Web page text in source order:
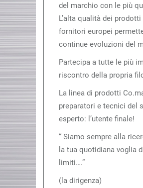
del marchio con le più
L’alta qualità dei
fornitori europei
continue evoluzioni del
Partecipa a tutte le più
riscontro della propria
La linea di prodotti
preparatori e tecnici del
esperto: l’utente finale!
“ Siamo sempre alla
la tua quotidiana voglia
limiti….”
(la dirigenza)